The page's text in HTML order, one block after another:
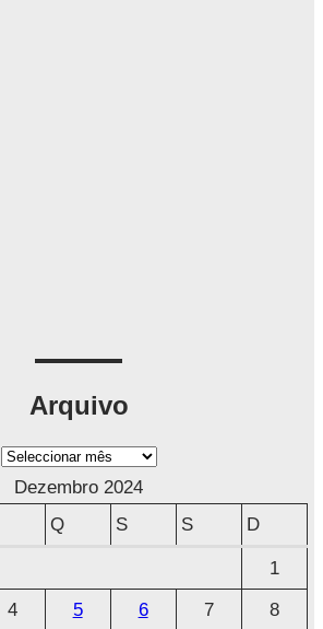
Arquivo
A
v
Dezembro 2024
Q S S D
1
4 5 6 7
8